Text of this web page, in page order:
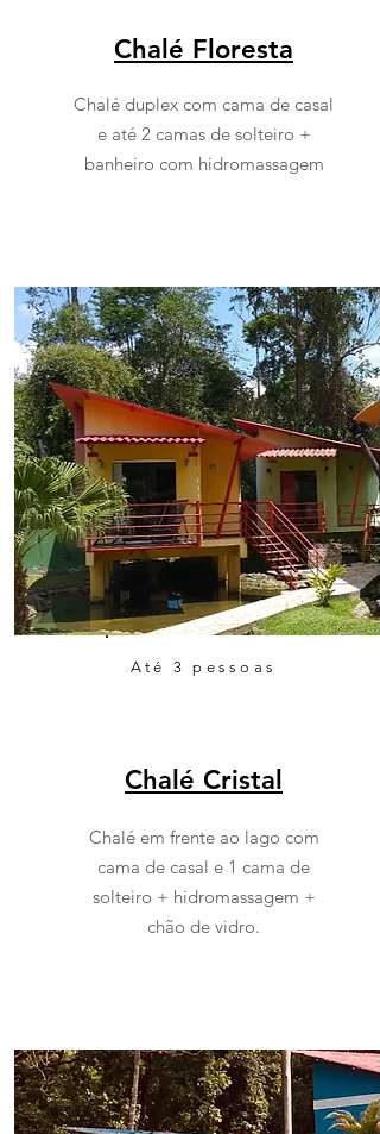
Chalé Floresta
Chalé duplex com cama de casal
e até 2 camas de solteiro +
banheiro com hidromassagem
Até 3 pessoas
Chalé Cristal
Chalé em frente ao lago com
cama de casal e 1 cama de
solteiro + hidromassagem +
chão de vidro.